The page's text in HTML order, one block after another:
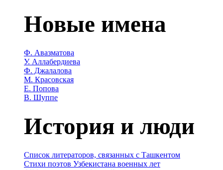
Новые имена
Ф. Авазматова
У. Аллабердиева
Ф. Джалалова
М. Красовская
Е. Попова
В. Шуппе
История и люди
Список литераторов, связанных с Ташкентом
Стихи поэтов Узбекистана военных лет